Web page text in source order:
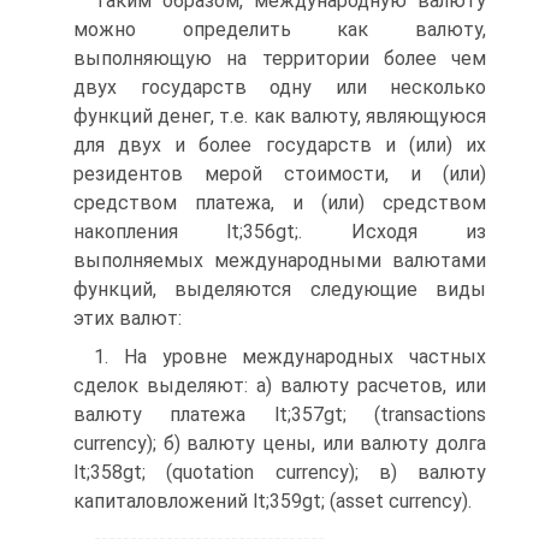
можно определить как валюту,
выполняющую на территории более чем
двух государств одну или несколько
функций денег, т.е. как валюту, являющуюся
для двух и более государств и (или) их
резидентов мерой стоимости, и (или)
средством платежа, и (или) средством
накопления lt;356gt;. Исходя из
выполняемых международными валютами
функций, выделяются следующие виды
этих валют:
1. На уровне международных частных
сделок выделяют: а) валюту расчетов, или
валюту платежа lt;357gt; (transactions
currency); б) валюту цены, или валюту долга
lt;358gt; (quotation currency); в) валюту
капиталовложений lt;359gt; (asset currency).